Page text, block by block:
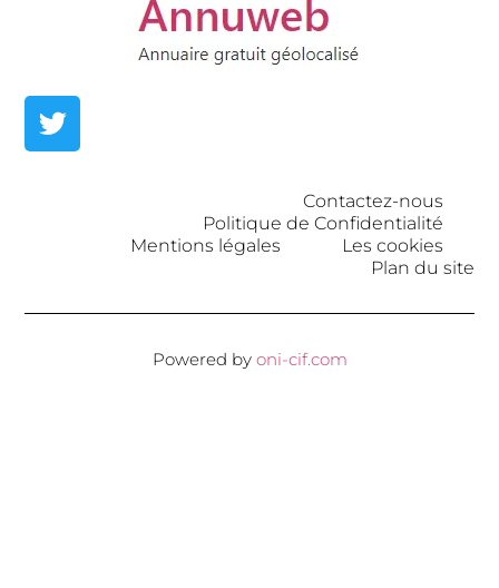
Contactez-nous
Politique de Confidentialité
Mentions légales
Les cookies
Plan du site
Powered by oni-cif.com